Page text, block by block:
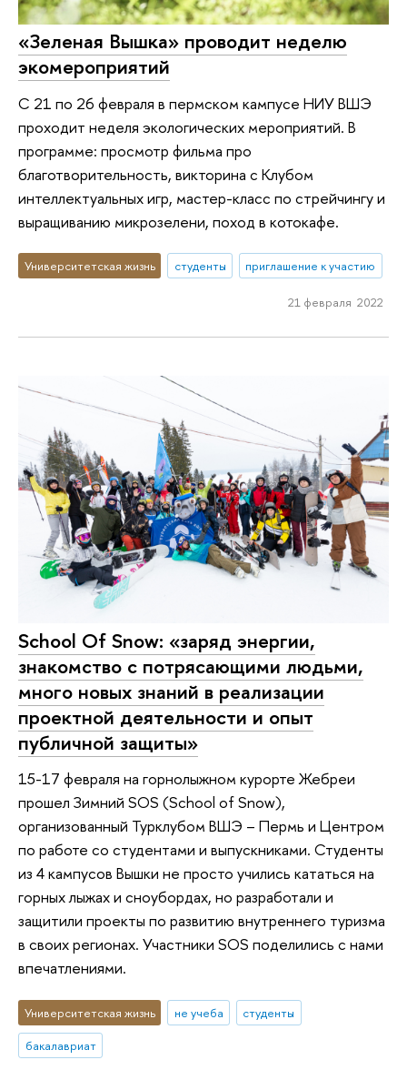
«Зеленая Вышка» проводит неделю
экомероприятий
С 21 по 26 февраля в пермском кампусе НИУ ВШЭ
проходит неделя экологических мероприятий. В
программе: просмотр фильма про
благотворительность, викторина с Клубом
интеллектуальных игр, мастер-класс по стрейчингу и
выращиванию микрозелени, поход в котокафе.
Университетская жизнь студенты приглашение к участию
21 февраля 2022
School Of Snow: «заряд энергии,
знакомство с потрясающими людьми,
много новых знаний в реализации
проектной деятельности и опыт
публичной защиты»
15-17 февраля на горнолыжном курорте Жебреи
прошел Зимний SOS (School of Snow),
организованный Турклубом ВШЭ – Пермь и Центром
по работе со студентами и выпускниками. Студенты
из 4 кампусов Вышки не просто учились кататься на
горных лыжах и сноубордах, но разработали и
защитили проекты по развитию внутреннего туризма
в своих регионах. Участники SOS поделились с нами
впечатлениями.
Университетская жизнь не учеба
студенты
бакалавриат